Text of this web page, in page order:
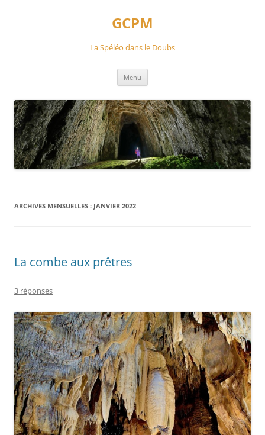
GCPM
La Spéléo dans le Doubs
Menu
ARCHIVES MENSUELLES : JANVIER 2022
La combe aux prêtres
3 réponses